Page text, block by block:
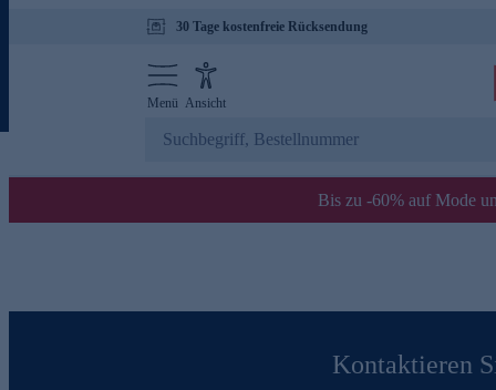
30 Tage kostenfreie Rücksendung
Menü Ansicht
Bis zu -60% auf Mode
Kontaktieren